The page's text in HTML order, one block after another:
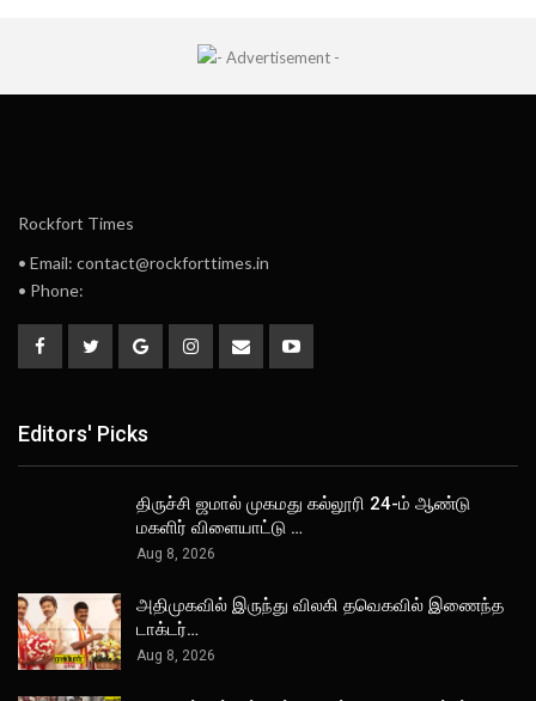
Rockfort Times
• Email: contact@rockforttimes.in
• Phone:
Editors' Picks
திருச்சி ஜமால் முகமது கல்லூரி 24-ம் ஆண்டு
மகளிர் விளையாட்டு …
Aug 8, 2026
அதிமுகவில் இருந்து விலகி தவெகவில் இணைந்த
டாக்டர்…
Aug 8, 2026